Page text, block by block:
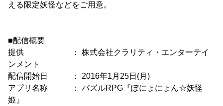
える限定妖怪などをご用意。
■配信概要
提供 ： 株式会社クラリティ・エンターテイ
ンメント
配信開始日 ： 2016年1月25日(月)
アプリ名称 ： パズルRPG『ぽにょにょん☆妖怪
姫』